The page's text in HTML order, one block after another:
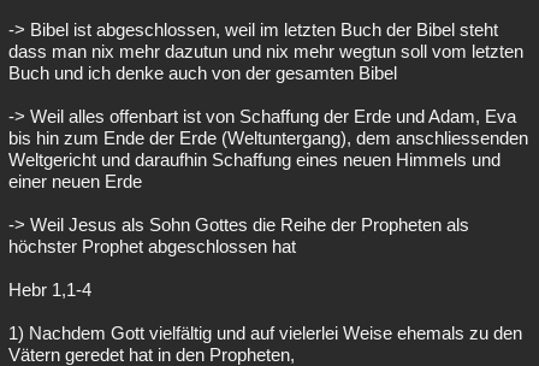
-> Bibel ist abgeschlossen, weil im letzten Buch der Bibel steht
dass man nix mehr dazutun und nix mehr wegtun soll vom letzten
Buch und ich denke auch von der gesamten Bibel
-> Weil alles offenbart ist von Schaffung der Erde und Adam, Eva
bis hin zum Ende der Erde (Weltuntergang), dem anschliessenden
Weltgericht und daraufhin Schaffung eines neuen Himmels und
einer neuen Erde
-> Weil Jesus als Sohn Gottes die Reihe der Propheten als
höchster Prophet abgeschlossen hat
Hebr 1,1-4
1) Nachdem Gott vielfältig und auf vielerlei Weise ehemals zu den
Vätern geredet hat in den Propheten,